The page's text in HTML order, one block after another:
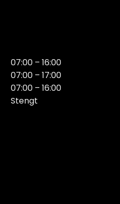
07:00 – 16:00
07:00 – 17:00
07:00 – 16:00
Stengt